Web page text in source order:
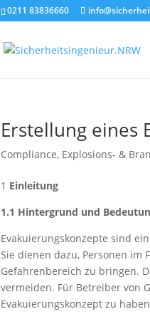
0211 83836660
Erstellung eines
Compliance, Explosions- &
1 Einleitung
1.1 Hintergrund und
Evakuierungskonzepte sind
Sie dienen dazu, Personen im
Gefahrenbereich zu bringen.
vermeiden. Für Betreiber von
Evakuierungskonzept zu